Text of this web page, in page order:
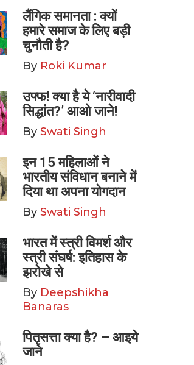
लैंगिक समानता : क्यों
हमारे समाज के लिए बड़ी
चुनौती है?
By Roki Kumar
उफ्फ! क्या है ये ‘नारीवादी
सिद्धांत?’ आओ जाने!
By Swati Singh
इन 15 महिलाओं ने
भारतीय संविधान बनाने में
दिया था अपना योगदान
By Swati Singh
भारत में स्त्री विमर्श और
स्त्री संघर्ष: इतिहास के
झरोखे से
By Deepshikha
Banaras
पितृसत्ता क्या है? – आइये
जाने